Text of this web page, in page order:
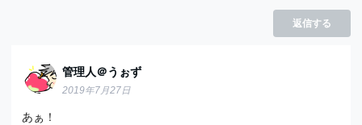
返信する
管理人＠うぉず
2019年7月27日
あぁ！